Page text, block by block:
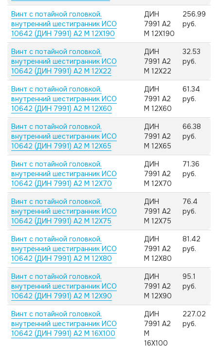
Винт с потайной головкой,
внутренний шестигранник ИСО
10642 (ДИН 7991) А2 M 12X190
ДИН
7991 А2
M 12X190
256.99
руб.
Винт с потайной головкой,
внутренний шестигранник ИСО
10642 (ДИН 7991) А2 M 12X22
ДИН
7991 А2
M 12X22
32.53
руб.
Винт с потайной головкой,
внутренний шестигранник ИСО
10642 (ДИН 7991) А2 M 12X60
ДИН
7991 А2
M 12X60
61.34
руб.
Винт с потайной головкой,
внутренний шестигранник ИСО
10642 (ДИН 7991) А2 M 12X65
ДИН
7991 А2
M 12X65
66.38
руб.
Винт с потайной головкой,
внутренний шестигранник ИСО
10642 (ДИН 7991) А2 M 12X70
ДИН
7991 А2
M 12X70
71.36
руб.
Винт с потайной головкой,
внутренний шестигранник ИСО
10642 (ДИН 7991) А2 M 12X75
ДИН
7991 А2
M 12X75
76.4
руб.
Винт с потайной головкой,
внутренний шестигранник ИСО
10642 (ДИН 7991) А2 M 12X80
ДИН
7991 А2
M 12X80
81.42
руб.
Винт с потайной головкой,
внутренний шестигранник ИСО
10642 (ДИН 7991) А2 M 12X90
ДИН
7991 А2
M 12X90
95.1
руб.
Винт с потайной головкой,
внутренний шестигранник ИСО
10642 (ДИН 7991) А2 M 16X100
ДИН
7991 А2
M
16X100
227.02
руб.